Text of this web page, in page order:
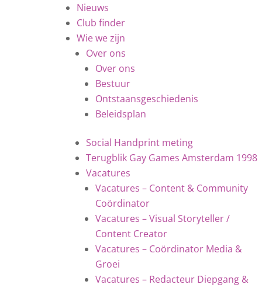
Nieuws
Club finder
Wie we zijn
Over ons
Over ons
Bestuur
Ontstaansgeschiedenis
Beleidsplan
Social Handprint meting
Terugblik Gay Games Amsterdam 1998
Vacatures
Vacatures – Content & Community
Coördinator
Vacatures – Visual Storyteller /
Content Creator
Vacatures – Coördinator Media &
Groei
Vacatures – Redacteur Diepgang &